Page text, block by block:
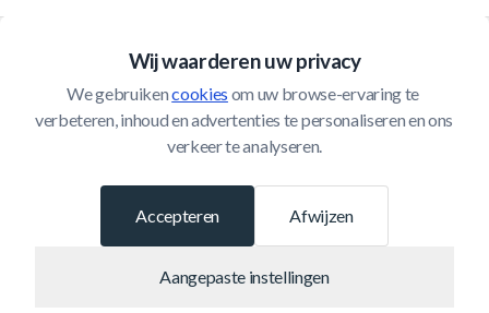
Wij waarderen uw privacy
We gebruiken cookies om uw browse-ervaring te
verbeteren, inhoud en advertenties te personaliseren en ons
verkeer te analyseren.
Afwijzen
Aangepaste instellingen
Accepteren
Klantenservice